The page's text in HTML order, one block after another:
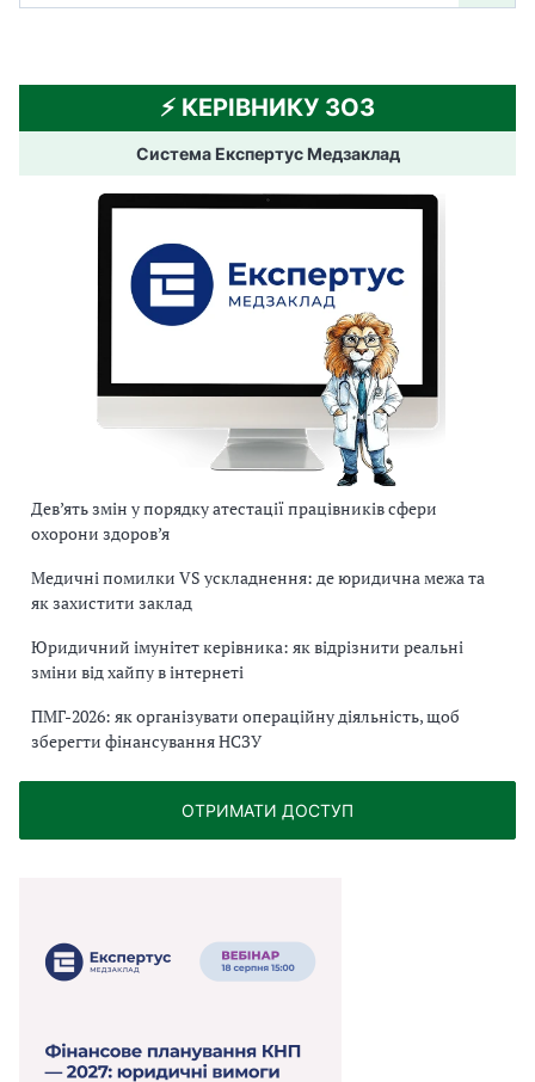
⚡️ КЕРІВНИКУ ЗОЗ
Система Експертус Медзаклад
Дев’ять змін у порядку атестації працівників сфери
охорони здоров’я
Медичні помилки VS ускладнення: де юридична межа та
як захистити заклад
Юридичний імунітет керівника: як відрізнити реальні
зміни від хайпу в інтернеті
ПМГ-2026: як організувати операційну діяльність, щоб
зберегти фінансування НСЗУ
ОТРИМАТИ ДОСТУП